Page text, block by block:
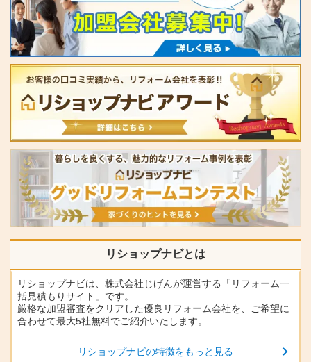
リショップナビとは
リショップナビは、株式会社じげんが運営する「リフォーム一
括見積もりサイト」です。
厳格な加盟審査をクリアした優良リフォーム会社を、ご希望に
合わせて最大5社無料でご紹介いたします。
リショップナビの特徴をもっと見る